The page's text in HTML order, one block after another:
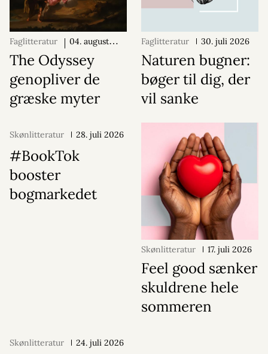
Faglitteratur
04. august
2026
The Odyssey
genopliver de
græske myter
Faglitteratur 30. juli 2026
Naturen bugner:
bøger til dig, der
vil sanke
Skønlitteratur 28. juli 2026
#BookTok
booster
bogmarkedet
Skønlitteratur 17. juli 2026
Feel good sænker
skuldrene hele
sommeren
Skønlitteratur 24. juli 2026